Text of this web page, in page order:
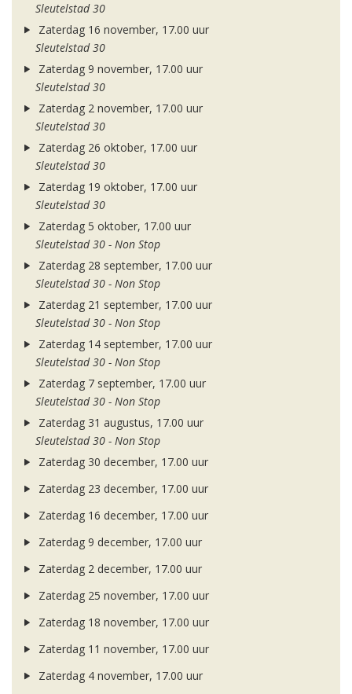
Sleutelstad 30
Zaterdag 16 november, 17.00 uur
Sleutelstad 30
Zaterdag 9 november, 17.00 uur
Sleutelstad 30
Zaterdag 2 november, 17.00 uur
Sleutelstad 30
Zaterdag 26 oktober, 17.00 uur
Sleutelstad 30
Zaterdag 19 oktober, 17.00 uur
Sleutelstad 30
Zaterdag 5 oktober, 17.00 uur
Sleutelstad 30 - Non Stop
Zaterdag 28 september, 17.00 uur
Sleutelstad 30 - Non Stop
Zaterdag 21 september, 17.00 uur
Sleutelstad 30 - Non Stop
Zaterdag 14 september, 17.00 uur
Sleutelstad 30 - Non Stop
Zaterdag 7 september, 17.00 uur
Sleutelstad 30 - Non Stop
Zaterdag 31 augustus, 17.00 uur
Sleutelstad 30 - Non Stop
Zaterdag 30 december, 17.00 uur
Zaterdag 23 december, 17.00 uur
Zaterdag 16 december, 17.00 uur
Zaterdag 9 december, 17.00 uur
Zaterdag 2 december, 17.00 uur
Zaterdag 25 november, 17.00 uur
Zaterdag 18 november, 17.00 uur
Zaterdag 11 november, 17.00 uur
Zaterdag 4 november, 17.00 uur